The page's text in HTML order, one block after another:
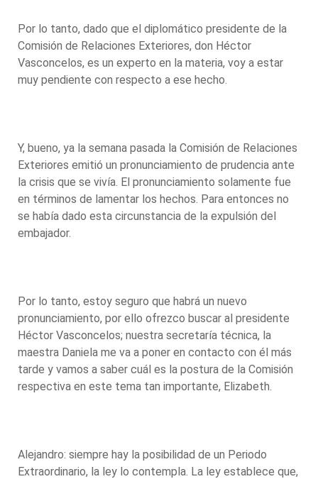
Por lo tanto, dado que el diplomático presidente de la
Comisión de Relaciones Exteriores, don Héctor
Vasconcelos, es un experto en la materia, voy a estar
muy pendiente con respecto a ese hecho.
Y, bueno, ya la semana pasada la Comisión de Relaciones
Exteriores emitió un pronunciamiento de prudencia ante
la crisis que se vivía. El pronunciamiento solamente fue
en términos de lamentar los hechos. Para entonces no
se había dado esta circunstancia de la expulsión del
embajador.
Por lo tanto, estoy seguro que habrá un nuevo
pronunciamiento, por ello ofrezco buscar al presidente
Héctor Vasconcelos; nuestra secretaría técnica, la
maestra Daniela me va a poner en contacto con él más
tarde y vamos a saber cuál es la postura de la Comisión
respectiva en este tema tan importante, Elizabeth.
Alejandro: siempre hay la posibilidad de un Periodo
Extraordinario, la ley lo contempla. La ley establece que,